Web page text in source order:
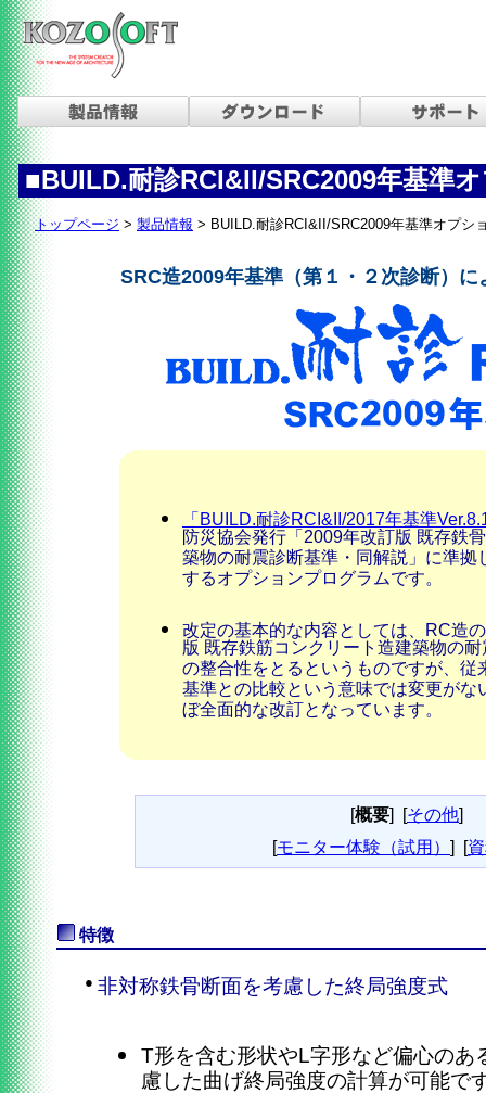
■BUILD.耐診RCI&II/SRC2009年基準
トップページ > 製品情報 > BUILD.耐診RCI&II/SRC2009年基準オプシ
SRC造2009年基準（第１・２次診断）
「BUILD.耐診RCI&II/2017年基準
防災協会発行「2009年改訂版 既存鉄
築物の耐震診断基準・同解説」に準拠
するオプションプログラムです。
改定の基本的な内容としては、RC造
版 既存鉄筋コンクリート造建築物の
の整合性をとるというものですが、
基準との比較という意味では変更がな
ぼ全面的な改訂となっています。
[概要] [その他]
[モニター体験（試用） ] [
特徴
● 非対称鉄骨断面を考慮した終局強度式
T形を含む形状やL字形など偏心のあ
慮した曲げ終局強度の計算が可能で